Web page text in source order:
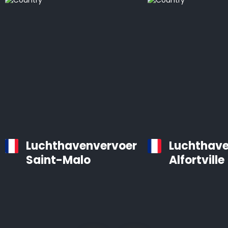
Luchthavenvervoer
Saint-Malo
Alfortville